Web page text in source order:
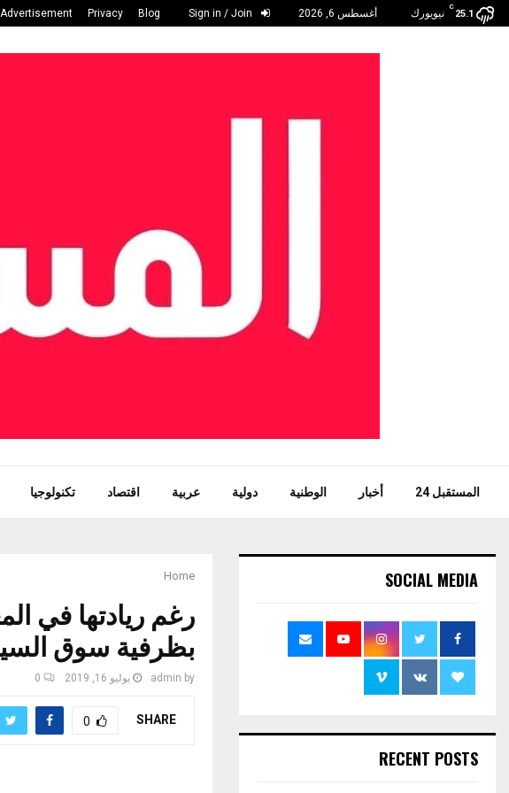
25.1
C
نيويورك أغسطس 6, 2026 Blog
Privacy
Advertisement
المستقبل 24 أخبار الوطنية دولية عربية اقتصاد تكنولوجيا
Home
رغم ريادتها في
بظرفية سوق
by
admin يوليو 16, 2019 0
SHARE
0
SOCIAL MEDIA
RECENT POSTS